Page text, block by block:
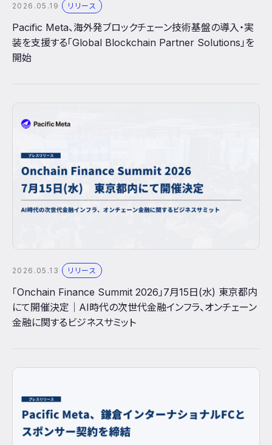
2026.05.19 リリース
Pacific Meta、海外発ブロックチェーン技術基盤の導入・実
装を支援する「Global Blockchain Partner Solutions」を
開始
2026.05.13 リリース
「Onchain Finance Summit 2026」7月15日(水) 東京都内
にて開催決定｜AI時代の次世代金融インフラ、オンチェーン
金融に関するビジネスサミット